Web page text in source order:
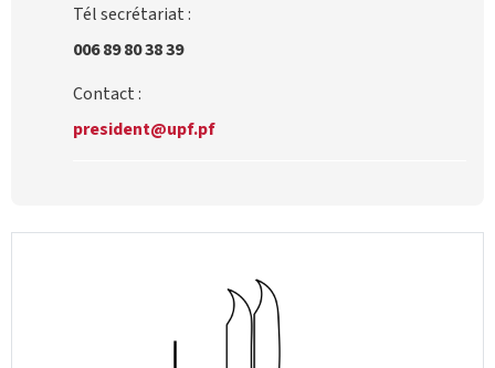
Tél secrétariat :
006 89 80 38 39
Contact :
president@upf.pf